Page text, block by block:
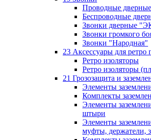
Проводные
Беспроводные
Звонки дверные
Звонки громкого
Звонки "Народная"
23 Аксессуары для ретро
Ретро изоляторы
Ретро изоляторы
21 Грозозащита и
Элементы
Комплекты
Элементы
штыри
Элементы
муфты, держатели,